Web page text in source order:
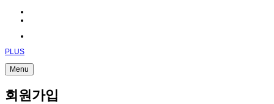
PLUS
Menu
회원가입